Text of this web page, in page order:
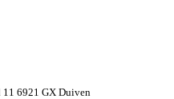
6921 GX Duiven